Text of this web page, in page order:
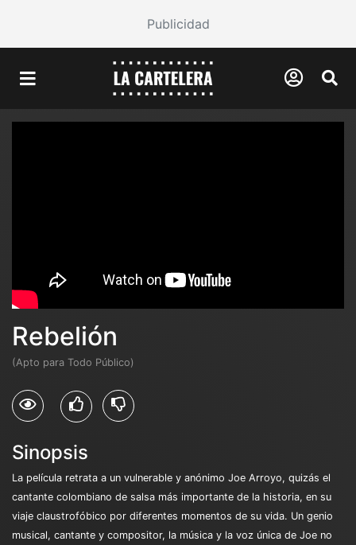
Publicidad
Rebelión
(Apto para Todo Público)
Sinopsis
La película retrata a un vulnerable y anónimo Joe Arroyo, quizás el
cantante colombiano de salsa más importante de la historia, en su
viaje claustrofóbico por diferentes momentos de su vida. Un genio
musical, cantante y compositor, la música y la voz única de Joe no